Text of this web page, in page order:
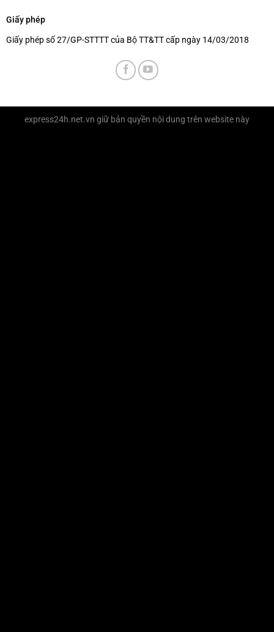
Giấy phép
Giấy phép số 27/GP-STTTT của Bộ TT&TT cấp ngày 14/03/2018
express24h.net.vn giữ bản quyền nội dung trên website này